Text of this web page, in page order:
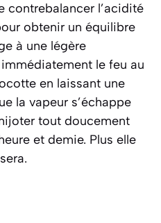
contrebalancer l’acidité
obtenir un équilibre
à une légère
le feu au
en laissant une
la vapeur s’échappe
tout doucement
et demie. Plus elle